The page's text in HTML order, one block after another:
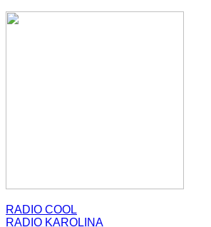
RADIO COOL
RADIO KAROLINA